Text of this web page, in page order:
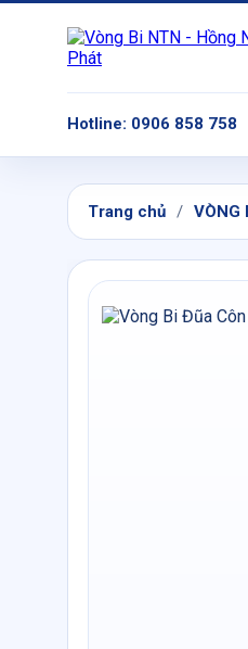
Hotline: 0906 858 758
Trang chủ / VÒNG